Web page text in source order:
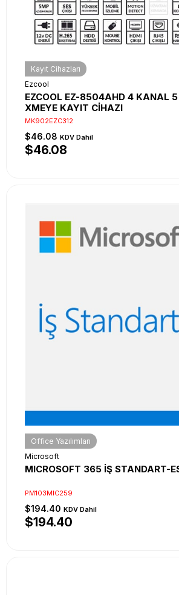
Kayıt Cihazları
Ezcool
EZCOOL EZ-8504AHD 4 KANAL 5
XMEYE KAYIT CİHAZI
MK902EZC312
$46.08 KDV Dahil
$46.08
Office Yazılımları
Microsoft
MICROSOFT 365 İŞ STANDART-
PM103MIC259
$194.40 KDV Dahil
$194.40